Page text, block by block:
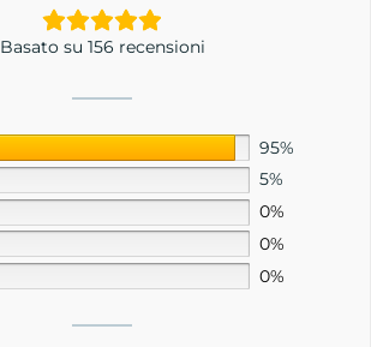
Basato su 156 recensioni
95%
5%
0%
0%
0%